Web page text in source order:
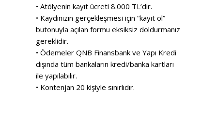
• Atölyenin kayıt ücreti 8.000 TL’dir.
• Kaydınızın gerçekleşmesi için “kayıt ol”
butonuyla açılan formu eksiksiz doldurmanız
gereklidir.
• Ödemeler QNB Finansbank ve Yapı Kredi
dışında tüm bankaların kredi/banka kartları
ile yapılabilir.
• Kontenjan 20 kişiyle sınırlıdır.